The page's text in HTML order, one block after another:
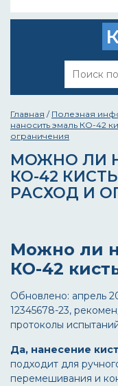
Главная / Полезная
наносить эмаль КО-42
ограничения
МОЖНО ЛИ
КО-42
РАСХОД И
Можно ли
КО-42
Обновлено: апрель
12345678-23,
протоколы
Да, нанесение
подходит для
перемешивания и